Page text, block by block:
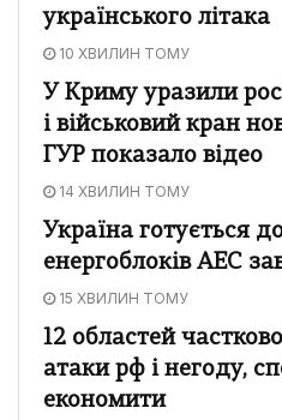
українського літака
10 ХВИЛИН ТОМУ
У Криму уразили
і військовий кран
ГУР показало відео
14 ХВИЛИН ТОМУ
Україна готується
енергоблоків АЕС
15 ХВИЛИН ТОМУ
12 областей
атаки рф і негоду,
економити